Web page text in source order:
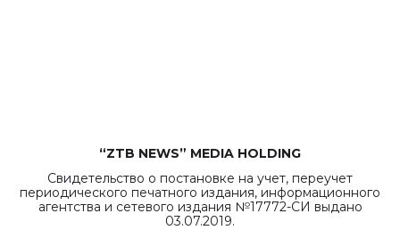
“ZTB NEWS” MEDIA HOLDING
Свидетельство о постановке на учет, переучет
периодического печатного издания, информационного
агентства и сетевого издания №17772-СИ выдано
03.07.2019.